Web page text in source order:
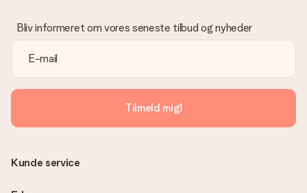
venligst vores kundeservice, de hjælper gerne med at finde en
passende løsning.
Er fakturaen sendt sammen med ordren?
Ingen faktura sendes med din ordre. Du modtager altid
fakturaen i bekræftelsesemailen, og du kan altid finde den i din
MySurprise-konto. Det betyder at du kan få gaven leveret
direkte til modtageren, hvilket gør det til en sand
overraskelse!
Bliv informeret om vores seneste tilbud og nyheder
Tilmeld mig!
Kunde service